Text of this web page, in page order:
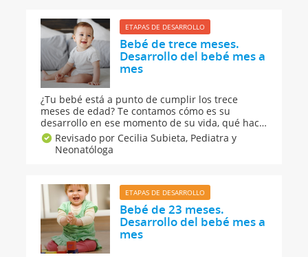
ETAPAS DE DESARROLLO
Bebé de trece meses.
Desarrollo del bebé mes a
mes
¿Tu bebé está a punto de cumplir los trece
meses de edad? Te contamos cómo es su
desarrollo en ese momento de su vida, qué hace
o qué se espera que pueda hacer o cómo se
comporta. Además, nos adentraremos en cómo
habla y cómo se alimenta un bebé de trece
Revisado por Cecilia Subieta, Pediatra y
Neonatóloga
ETAPAS DE DESARROLLO
Bebé de 23 meses.
Desarrollo del bebé mes a
mes